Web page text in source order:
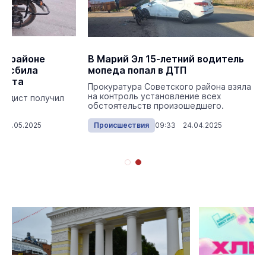
районе
сбила
получил
В Марий Эл 15-летний водитель
мопеда попал в ДТП
Прокуратура Советского района взяла
на контроль установление всех
обстоятельств произошедшего.
Происшествия 09:33 24.04.2025